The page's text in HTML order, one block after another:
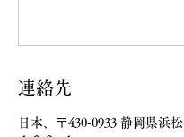
連絡先
日本、〒430-0933 静岡県浜